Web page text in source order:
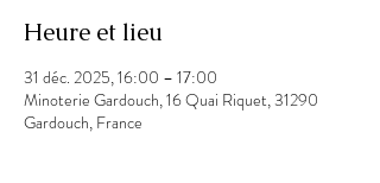
Heure et lieu
31 déc. 2025, 16:00 – 17:00
Minoterie Gardouch, 16 Quai Riquet, 31290
Gardouch, France